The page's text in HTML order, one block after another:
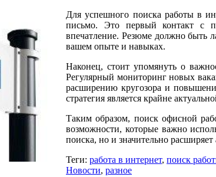
Для успешного поиска работы в
письмо. Это первый контакт с
впечатление. Резюме должно
вашем опыте и навыках.
Наконец, стоит упомянуть о
Регулярный мониторинг новых
расширению кругозора и
стратегия является крайне
Таким образом, поиск офисной
возможности, которые важно
поиска, но и значительно
Теги: работа в интернет, поиск
Новости, разное